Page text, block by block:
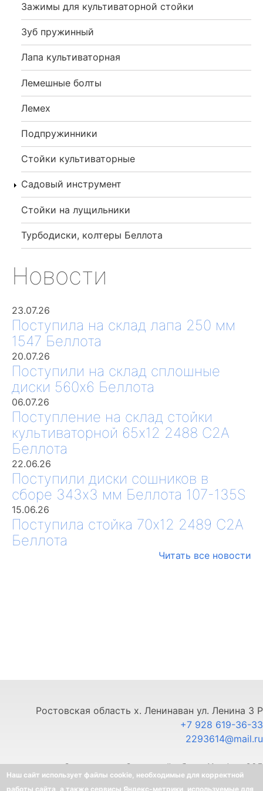
Зажимы для культиваторной стойки
Зуб пружинный
Лапа культиваторная
Лемешные болты
Лемех
Подпружинники
Стойки культиваторные
Садовый инструмент
Стойки на лущильники
Турбодиски, колтеры Беллота
Новости
23.07.26
Поступила на склад лапа 250 мм
1547 Беллота
20.07.26
Поступили на склад сплошные
диски 560х6 Беллота
06.07.26
Поступление на склад стойки
культиваторной 65х12 2488 С2А
Беллота
22.06.26
Поступили диски сошников в
сборе 343х3 мм Беллота 107-135S
15.06.26
Поступила стойка 70х12 2489 С2А
Беллота
Читать все новости
Ростовская область х. Ленинаван ул. Ленина 3 Р
+7 928 619-36-33
2293614@mail.ru
г. Ставрополь, Северный обход 11, офис 325
+7 903 445-80-33
Наш сайт использует файлы cookie, необходимые для корректной
работы сайта, а также сервисы Яндекс-метрики, используемые для